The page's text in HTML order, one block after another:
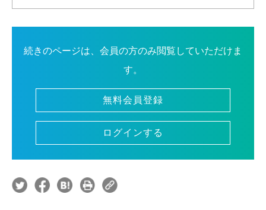
続きのページは、会員の方のみ閲覧していただけま
す。
無料会員登録
ログインする